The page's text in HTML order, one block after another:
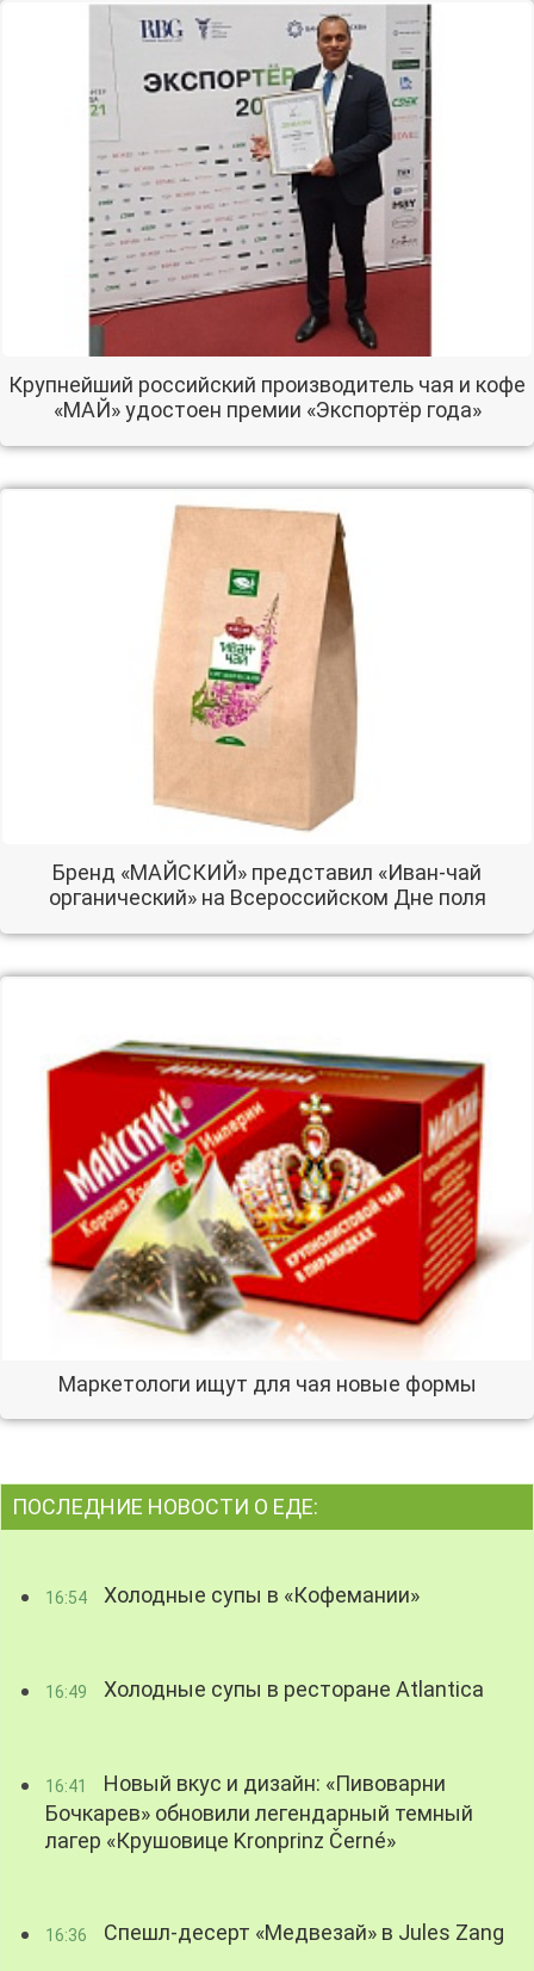
Крупнейший российский производитель чая и кофе
«МАЙ» удостоен премии «Экспортёр года»
Бренд «МАЙСКИЙ» представил «Иван-чай
органический» на Всероссийском Дне поля
Маркетологи ищут для чая новые формы
ПОСЛЕДНИЕ НОВОСТИ О ЕДЕ:
16:54 Холодные супы в «Кофемании»
16:49 Холодные супы в ресторане Atlantica
16:41
Новый вкус и дизайн: «Пивоварни
Бочкарев» обновили легендарный темный
лагер «Крушовице Kronprinz Černé»
16:36 Спешл-десерт «Медвезай» в Jules Zang